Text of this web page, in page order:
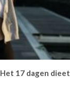
Het 17 dagen dieet